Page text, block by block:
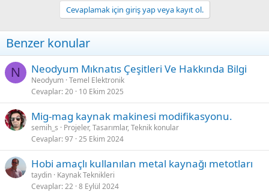
i
o
s
Cevaplamak için giriş yap veya kayıt ol.
Benzer konular
N Neodyum Mıknatıs Çeşitleri Ve Hakkında Bilgi
Neodyum Temel Elektronik
Cevaplar 20 10 Ekim 2025
Mig-mag kaynak makinesi modifikasyonu.
semih_s
Projeler, Tasarımlar, Teknik konular
Cevaplar 97 25 Ekim 2024
Hobi amaçlı kullanılan metal kaynağı metotları
taydin Kaynak Teknikleri
Cevaplar 22 8 Eylül 2024